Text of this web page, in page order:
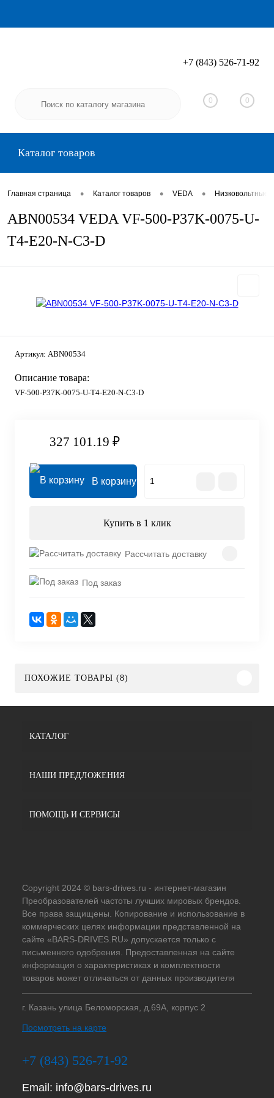
Вход Регистрация
+7 (843) 526-71-92
0 0
Каталог товаров
Главная страница • Каталог товаров • VEDA •
ABN00534 VEDA VF-500-P37K-0075-U-
T4-E20-N-C3-D
Артикул: ABN00534
Описание товара:
VF-500-P37K-0075-U-T4-E20-N-C3-D
327 101.19 ₽
В корзину
Купить в 1 клик
Рассчитать доставку
Под заказ
ПОХОЖИЕ ТОВАРЫ (8)
КАТАЛОГ
НАШИ ПРЕДЛОЖЕНИЯ
ПОМОЩЬ И СЕРВИСЫ
Copyright 2024 © bars-drives.ru - интернет-магазин
Преобразователей частоты лучших мировых брендов.
Все права защищены. Копирование и использование в
коммерческих целях информации представленной на
сайте «BARS-DRIVES.RU» допускается только с
письменного одобрения. Предоставленная на сайте
информация о характеристиках и комплектности
товаров может отличаться от данных производителя
г. Казань улица Беломорская, д.69А, корпус 2
Посмотреть на карте
+7 (843) 526-71-92
Email: info@bars-drives.ru